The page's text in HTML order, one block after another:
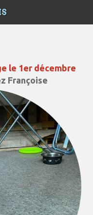
le 1er décembre
Françoise